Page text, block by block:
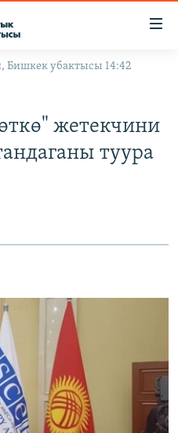
Бишкек убактысы 14:42
жетекчини
туура